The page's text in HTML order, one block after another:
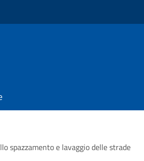
spazzamento e lavaggio delle strade